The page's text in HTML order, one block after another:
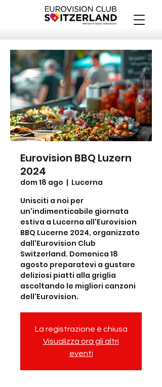
Eurovision BBQ Luzern
2024
dom 18 ago
  |
Lucerna
Unisciti a noi per
un'indimenticabile giornata
estiva a Lucerna all'Eurovision
BBQ Lucerne 2024, organizzato
dall'Eurovision Club
Switzerland. Domenica 18
agosto preparatevi a gustare
deliziosi piatti alla griglia
ascoltando le migliori canzoni
dell'Eurovision.
La registrazione è chiusa
Visualizza ora gli altri
eventi